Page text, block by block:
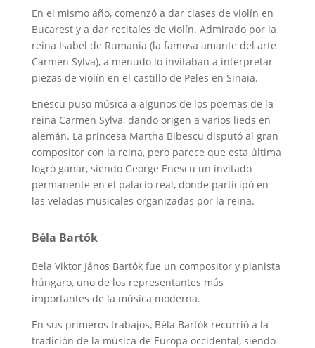
En el mismo año, comenzó a dar clases de violín en
Bucarest y a dar recitales de violín. Admirado por la
reina Isabel de Rumania (la famosa amante del arte
Carmen Sylva), a menudo lo invitaban a interpretar
piezas de violín en el castillo de Peles en Sinaia.
Enescu puso música a algunos de los poemas de la
reina Carmen Sylva, dando origen a varios lieds en
alemán. La princesa Martha Bibescu disputó al gran
compositor con la reina, pero parece que esta última
logró ganar, siendo George Enescu un invitado
permanente en el palacio real, donde participó en
las veladas musicales organizadas por la reina.
Béla Bartók
Bela Viktor János Bartók fue un compositor y pianista
húngaro, uno de los representantes más
importantes de la música moderna.
En sus primeros trabajos, Béla Bartók recurrió a la
tradición de la música de Europa occidental, siendo